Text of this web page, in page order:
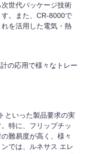
世代パッケージ技術
。また、CR-8000で
を活用した電気・熱
の応用で様々なトレー
といった製品要求の実
特に、フリップチッ
難易度が高く、様々
では、ルネサス エレ